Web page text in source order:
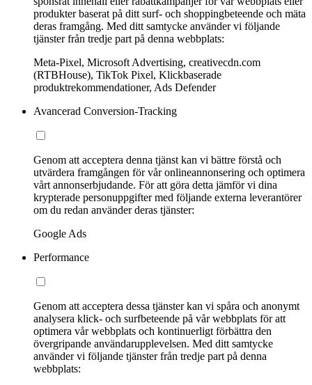
produkter baserat på ditt surf- och shoppingbeteende och mäta
deras framgång. Med ditt samtycke använder vi följande
tjänster från tredje part på denna webbplats:
Meta-Pixel, Microsoft Advertising, creativecdn.com
(RTBHouse), TikTok Pixel, Klickbaserade
produktrekommendationer, Ads Defender
Avancerad Conversion-Tracking
Genom att acceptera denna tjänst kan vi bättre förstå och
utvärdera framgången för vår onlineannonsering och optimera
vårt annonserbjudande. För att göra detta jämför vi dina
krypterade personuppgifter med följande externa leverantörer
om du redan använder deras tjänster:
Google Ads
Performance
Genom att acceptera dessa tjänster kan vi spåra och anonymt
analysera klick- och surfbeteende på vår webbplats för att
optimera vår webbplats och kontinuerligt förbättra den
övergripande användarupplevelsen. Med ditt samtycke
använder vi följande tjänster från tredje part på denna
webbplats: